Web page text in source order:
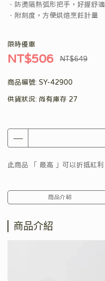
．防燙隔熱弧形把手，好握舒適
．附刻度，方便烘焙烹飪計量
限時優惠
NT$506 NT$649
商品編號: SY-42900
供貨狀況: 尚有庫存 27
此商品 「 最高 」可以折抵紅利
商品介紹
商品介紹